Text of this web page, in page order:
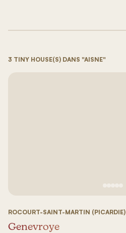
3 TINY HOUSE(S) DANS "AISNE"
ROCOURT-SAINT-MARTIN (PICARDIE)
Genevroye